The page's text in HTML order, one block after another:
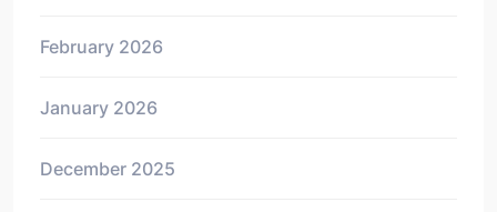
February 2026
January 2026
December 2025